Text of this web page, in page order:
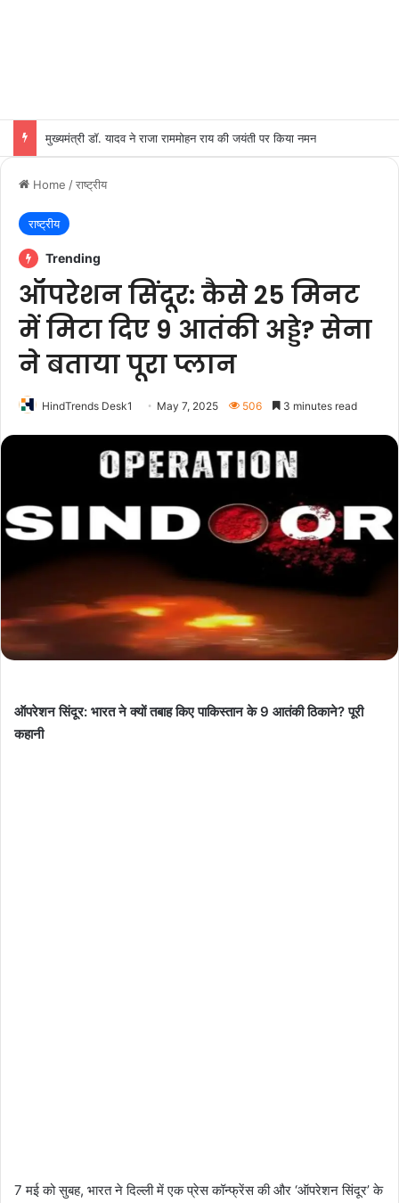
मुख्यमंत्री डॉ. यादव ने राजा राममोहन राय की जयंती पर किया नमन
Home /राष्ट्रीय
राष्ट्रीय
Trending
ऑपरेशन सिंदूर: कैसे 25 मिनट
में मिटा दिए 9 आतंकी अड्डे? सेना
ने बताया पूरा प्लान
HindTrends Desk1 May 7, 2025 506 3 minutes read
ऑपरेशन सिंदूर: भारत ने क्यों तबाह किए पाकिस्तान के 9 आतंकी ठिकाने? पूरी
कहानी
7 मई को सुबह, भारत ने दिल्ली में एक प्रेस कॉन्फ्रेंस की और ‘ऑपरेशन सिंदूर’ के